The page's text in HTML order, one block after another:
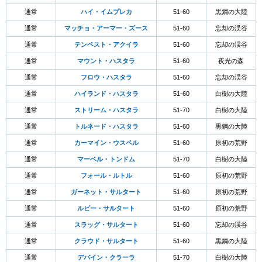
通常 ハイ・イムプレカ 51-60 黒鋼の大陸
通常 マッチョ・アーマー・ズース 51-60 忘却の渓谷
通常 テンペスト・アクイラ 51-60 忘却の渓谷
通常 マウント・ハスタラ 51-60 夜光の森
通常 フロウ・ハスタラ 51-60 忘却の渓谷
通常 ハイランド・ハスタラ 51-60 白樹の大陸
通常 ストリーム・ハスタラ 51-70 白樹の大陸
通常 トルネード・ハスタラ 51-60 黒鋼の大陸
通常 カーマイン・ウスペル 51-60 原初の荒野
通常 マーベル・トンドム 51-70 白樹の大陸
通常 フォール・ルトル 51-60 原初の荒野
通常 ガーネット・サルタート 51-60 原初の荒野
通常 ルビー・サルタート 51-60 原初の荒野
通常 スラッグ・サルタート 51-60 忘却の渓谷
通常 クラウド・サルタート 51-60 黒鋼の大陸
通常 デバイン・クラーラ 51-70 白樹の大陸